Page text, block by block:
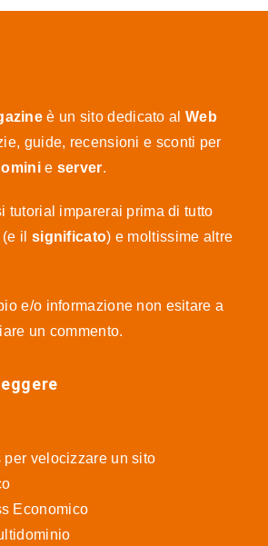
è un sito dedicato al Web
guide, recensioni e sconti per
e server.
tutorial imparerai prima di tutto
(e il significato) e moltissime altre
e/o informazione non esitare a
un commento.
velocizzare un sito
Economico